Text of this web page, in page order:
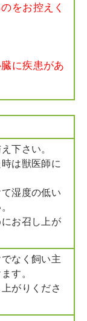
をお控えく
に疾患があ
下さい。
は獣医師に
湿度の低い
にお召し上が
なく飼い主
す。
がりくださ